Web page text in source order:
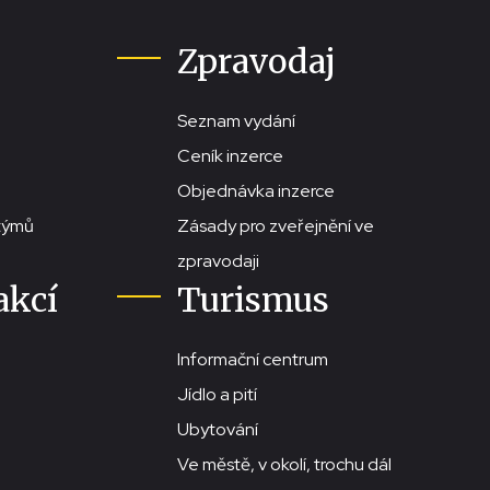
Zpravodaj
Seznam vydání
Ceník inzerce
Objednávka inzerce
Zásady pro zveřejnění ve
zpravodaji
Turismus
Informační centrum
Jídlo a pití
Ubytování
Ve městě, v okolí, trochu dál